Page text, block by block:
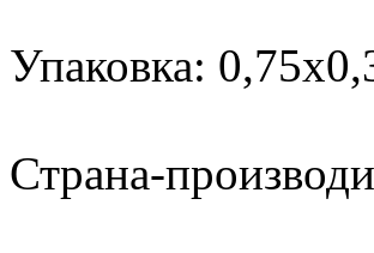
Упаковка:
Страна-